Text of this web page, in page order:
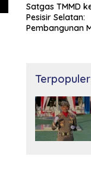
Satgas TMMD
Pesisir Selatan:
Pembangunan
Terpopuler